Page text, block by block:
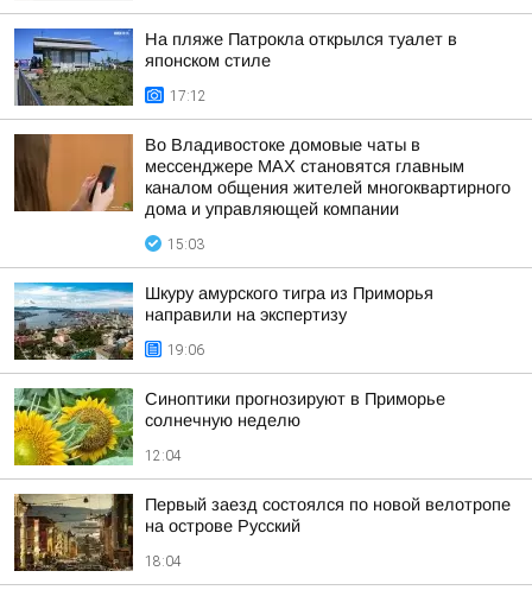
На пляже Патрокла открылся туалет в
японском стиле
17:12
Во Владивостоке домовые чаты в
мессенджере МАХ становятся главным
каналом общения жителей многоквартирного
дома и управляющей компании
15:03
Шкуру амурского тигра из Приморья
направили на экспертизу
19:06
Синоптики прогнозируют в Приморье
солнечную неделю
12:04
Первый заезд состоялся по новой велотропе
на острове Русский
18:04